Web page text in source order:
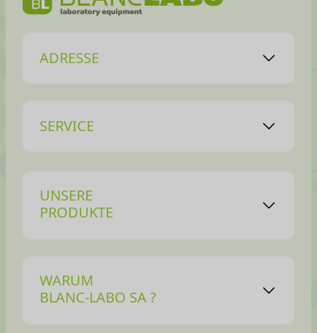
ADRESSE
SERVICE
UNSERE
PRODUKTE
WARUM
BLANC-LABO SA ?